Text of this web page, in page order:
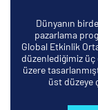
Dünyanın
pazarlama
Global Etkinlik
düzenlediğimiz üç
üzere
üst düzeye